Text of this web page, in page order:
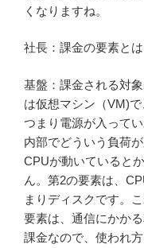
くなりますね。
社長：課金の要素とは
基盤：課金される対
は仮想マシン（VM)
つまり電源が入って
内部でどういう負荷
CPUが動いていると
ん。第2の要素は、
まりディスクです。
要素は、通信にかか
課金なので、使われ